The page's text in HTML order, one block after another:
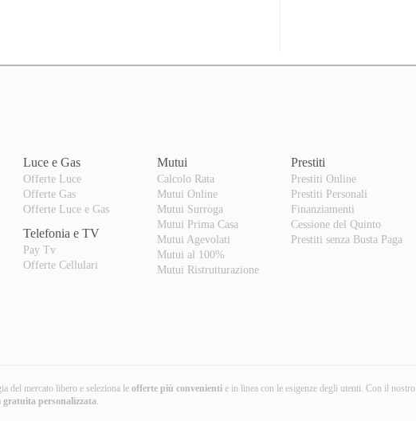
Luce e Gas
Offerte Luce
Offerte Gas
Offerte Luce e Gas
Telefonia e TV
Pay Tv
Offerte Cellulari
Mutui
Calcolo Rata
Mutui Online
Mutui Surroga
Mutui Prima Casa
Mutui Agevolati
Mutui al 100%
Mutui Ristrutturazione
Prestiti
Prestiti Online
Prestiti Personali
Finanziamenti
Cessione del Quinto
Prestiti senza Busta Paga
del mercato libero e seleziona le offerte più convenienti e in linea con le esigenze degli utenti. Con il nostro
gratuita personalizzata.